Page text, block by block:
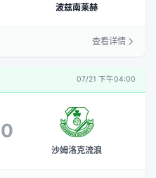
波兹南莱赫
查看详情
07/21 下午04:00
0
沙姆洛克流浪